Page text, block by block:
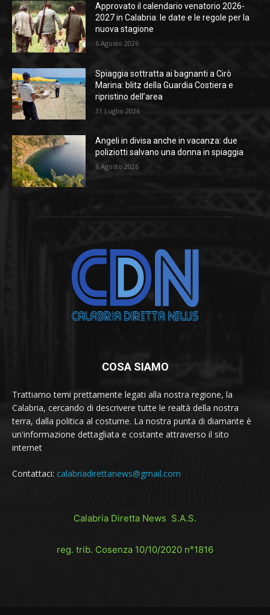
Approvato il calendario venatorio 2026-
2027 in Calabria: le date e le regole per la
nuova stagione
6 Agosto 2026
Spiaggia sottratta ai bagnanti a Cirò
Marina: blitz della Guardia Costiera e
ripristino dell’area
31 Luglio 2026
Angeli in divisa anche in vacanza: due
poliziotti salvano una donna in spiaggia
6 Agosto 2026
COSA SIAMO
Trattiamo temi prettamente legati alla nostra regione, la
Calabria, cercando di descrivere tutte le realtà della nostra
terra, dalla politica al costume. La nostra punta di diamante è
un'informazione dettagliata e costante attraverso il sito
internet
Contattaci: calabriadirettanews@gmail.com
Calabria Diretta News S.A.S.
reg. trib. Cosenza 10/10/2020 n°1816